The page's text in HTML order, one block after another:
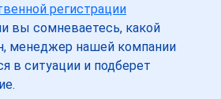
регистрации
вы сомневаетесь, какой
менеджер нашей компании
в ситуации и подберет